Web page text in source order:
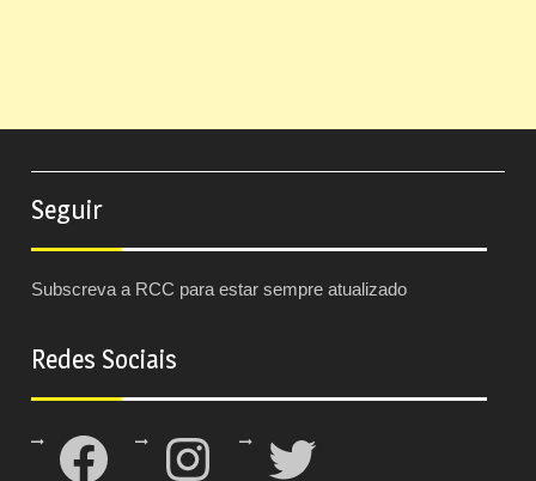
Seguir
Subscreva a RCC para estar sempre atualizado
Redes Sociais
Facebook Instagram Twitter